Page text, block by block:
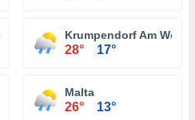
Krumpendorf Am
28° 17°
Malta
26° 13°